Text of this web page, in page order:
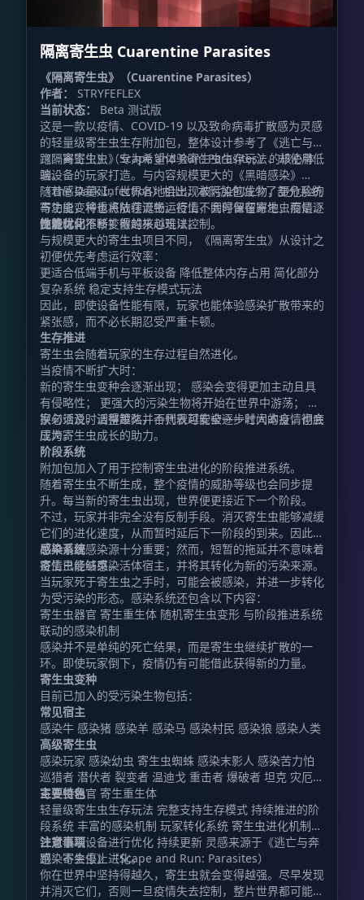
隔离寄生虫 Cuarentine Parasites
《隔离寄生虫》（Cuarentine Parasites）
作者：
STRYFEFLEX
当前状态：
Beta 测试版
这是一款以疫情、COVID-19 以及致命病毒扩散感为灵感
的轻量级寄生虫生存附加包，整体设计参考了《逃亡与奔
跑：寄生虫》（Scape and Run: Parasites）的核心体
验。
《隔离寄生虫》专为希望体验寄生虫生存玩法、却使用低
端设备的玩家打造。与内容规模更大的《黑暗感染》
（The Dark Infection）相比，本附加包减少了部分系统
与功能，将重点放在流畅运行上，同时保留寄生虫疫情逐
步进化、不断扩散的核心玩法。
随着感染蔓延，世界各地会出现被污染的生物，更危险的
寄生虫变种也将陆续诞生。疫情不会停留在原地，而是会
随着时间推移变得越来越难以控制。
性能优化
与规模更大的寄生虫项目不同，《隔离寄生虫》从设计之
初便优先考虑运行效率：
更适合低端手机与平板设备 降低整体内存占用 简化部分
复杂系统 稳定支持生存模式玩法
因此，即使设备性能有限，玩家也能体验感染扩散带来的
紧张感，而不必长期忍受严重卡顿。
生存推进
寄生虫会随着玩家的生存过程自然进化。
当疫情不断扩大时：
新的寄生虫变种会逐渐出现； 感染会变得更加主动且具
有侵略性； 更强大的污染生物将开始在世界中游荡； 玩
家必须及时调整策略，否则就可能被逐步壮大的疫情彻底
压垮。
换句话说，活得越久并不代表越安全——时间本身，也会
成为寄生虫成长的助力。
阶段系统
附加包加入了用于控制寄生虫进化的阶段推进系统。
随着寄生虫不断生成，整个疫情的威胁等级也会同步提
升。每当新的寄生虫出现，世界便更接近下一个阶段。
不过，玩家并非完全没有反制手段。消灭寄生虫能够减缓
它们的进化速度，从而暂时延后下一阶段的到来。因此，
尽早清理感染源十分重要；然而，短暂的拖延并不意味着
疫情已经结束。
感染系统
寄生虫能够感染活体宿主，并将其转化为新的污染来源。
当玩家死于寄生虫之手时，可能会被感染，并进一步转化
为受污染的形态。感染系统还包含以下内容：
寄生虫器官 寄生重生体 随机寄生虫变形 与阶段推进系统
联动的感染机制
感染并不是单纯的死亡结果，而是寄生虫继续扩散的一
环。即使玩家倒下，疫情仍有可能借此获得新的力量。
寄生虫变种
目前已加入的受污染生物包括：
常见宿主
感染牛 感染猪 感染羊 感染马 感染村民 感染狼 感染人类
高级寄生虫
感染玩家 感染幼虫 寄生虫蜘蛛 感染末影人 感染苦力怕
巡猎者 潜伏者 裂变者 温迪戈 重击者 爆破者 坦克 灾厄者
寄生虫器官 寄生重生体
主要特色
轻量级寄生虫生存玩法 完整支持生存模式 持续推进的阶
段系统 丰富的感染机制 玩家转化系统 寄生虫进化机制
针对低端设备进行优化 持续更新 灵感来源于《逃亡与奔
跑：寄生虫》（Scape and Run: Parasites）
注意事项
感染不会停止进化。
你在世界中坚持得越久，寄生虫就会变得越强。尽早发现
并消灭它们，否则一旦疫情失去控制，整片世界都可能被